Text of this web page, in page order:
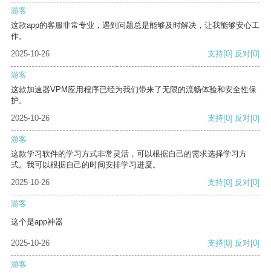
游客
这款app的客服非常专业，遇到问题总是能够及时解决，让我能够安心工
作。
2025-10-26
支持[0] 反对[0]
游客
这款加速器VPM应用程序已经为我们带来了无限的流畅体验和安全性保
护。
2025-10-26
支持[0] 反对[0]
游客
这款学习软件的学习方式非常灵活，可以根据自己的需求选择学习方
式。我可以根据自己的时间安排学习进度。
2025-10-26
支持[0] 反对[0]
游客
这个是app神器
2025-10-26 支持[0] 反对[0]
游客